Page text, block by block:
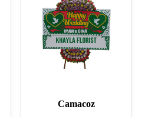
Camacoz